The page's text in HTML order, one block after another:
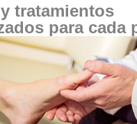
tratamientos
para cada